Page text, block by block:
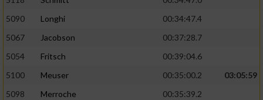
5090
Longhi
00:34:47.4
5067
Jacobson
00:37:28.7
5054
Fritsch
00:39:04.6
5100
Meuser 00:35:00.2
03:05:59
5098
Merroche
00:35:39.2